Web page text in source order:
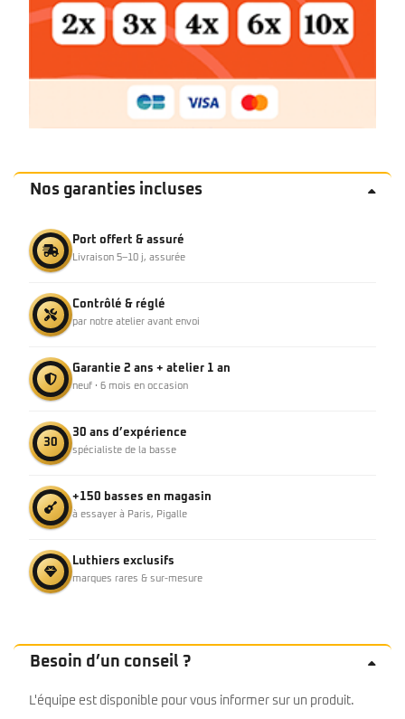
Nos garanties incluses
Port offert & assuré
Livraison 5–10 j, assurée
Contrôlé & réglé
par notre atelier avant envoi
Garantie 2 ans + atelier 1 an
neuf · 6 mois en occasion
30
30 ans d’expérience
spécialiste de la basse
+150 basses en magasin
à essayer à Paris, Pigalle
Luthiers exclusifs
marques rares & sur-mesure
Besoin d’un conseil ?
L'équipe est disponible pour vous informer sur un produit.